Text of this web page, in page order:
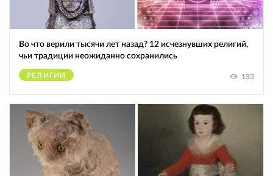
Во что верили тысячи лет назад? 12 исчезнувших религий,
чьи традиции неожиданно сохранились
РЕЛИГИИ 133